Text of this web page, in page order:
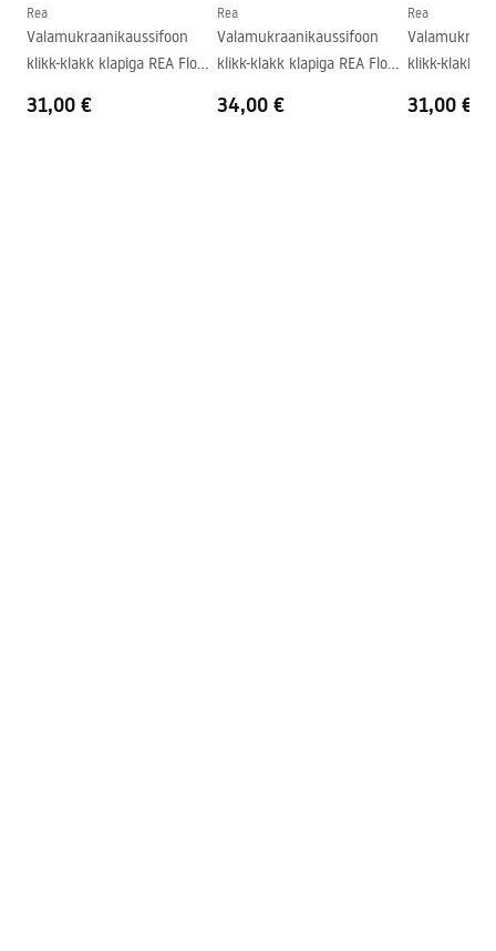
Kuju
Kraani auk
Ei
Rea
Valamukraanikaussifoon
klikk-klakk klapiga REA Flow
31,00 €
Rea
Valamukraanikaussifoon
klikk-klakk klapiga REA Flow
34,00 €
Rea
klikk-klakk
31,00 €